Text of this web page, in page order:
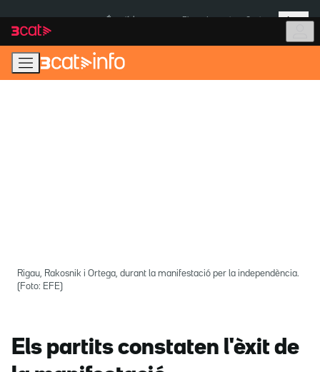
navegació
principal
contingut
Més
Rigau, Rakosnik i Ortega, durant la manifestació per la independència.
(Foto: EFE)
Els partits constaten l'èxit de